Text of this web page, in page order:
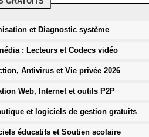
et Diagnostic système
: Lecteurs et Codecs vidéo
Antivirus et Vie privée 2026
Web, Internet et outils P2P
et logiciels de gestion gratuits
éducatifs et Soutien scolaire